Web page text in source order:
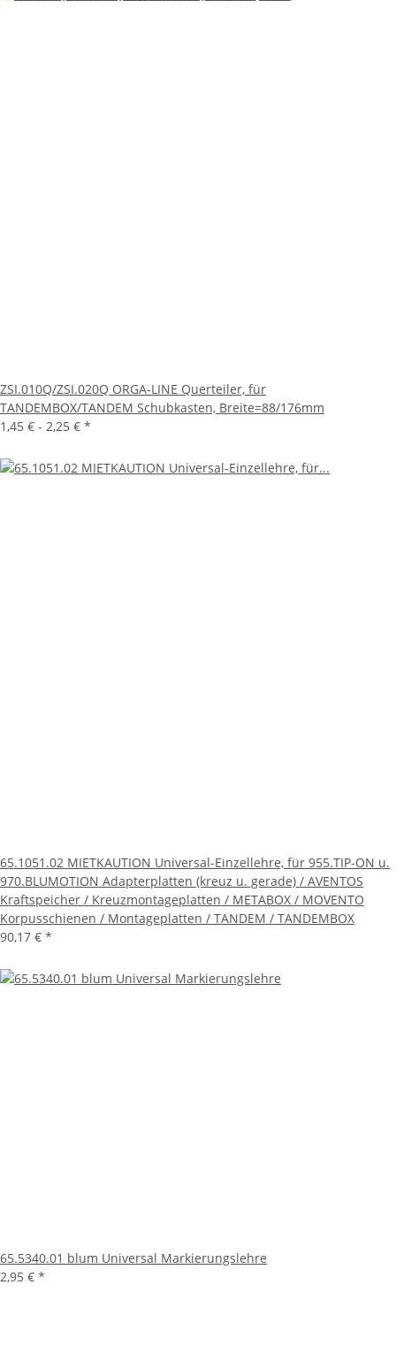
ZSI.010Q/ZSI.020Q ORGA-LINE Querteiler, für
TANDEMBOX/TANDEM Schubkasten, Breite=88/176mm
1,45 € - 2,25 € *
65.1051.02 MIETKAUTION Universal-Einzellehre, für 955.TIP-ON u.
970.BLUMOTION Adapterplatten (kreuz u. gerade) / AVENTOS
Kraftspeicher / Kreuzmontageplatten / METABOX / MOVENTO
Korpusschienen / Montageplatten / TANDEM / TANDEMBOX
90,17 € *
65.5340.01 blum Universal Markierungslehre
2,95 € *